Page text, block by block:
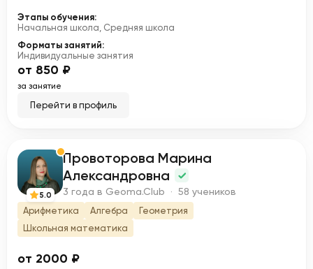
Этапы обучения:
Начальная школа, Средняя школа
Форматы занятий:
Индивидуальные занятия
от 850 ₽
за занятие
Перейти в профиль
П
5.0
Провоторова Марина
Александровна
3 года в Geoma.Club · 58 учеников
Арифметика Алгебра
Геометрия
Школьная математика
от 2000 ₽